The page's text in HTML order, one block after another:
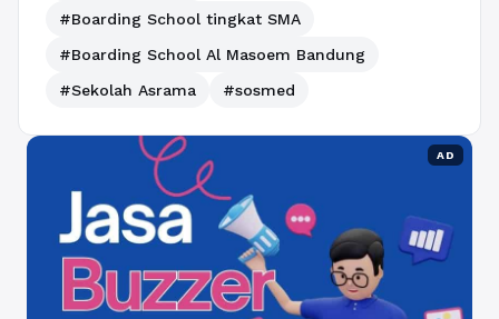
#Boarding School tingkat SMA
#Boarding School Al Masoem Bandung
#Sekolah Asrama
#sosmed
AD